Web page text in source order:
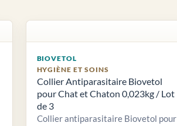
BIOVETOL
HYGIÈNE ET SOINS
Collier Antiparasitaire Biovetol
pour Chat et Chaton 0,023kg / Lot
de 3
Collier antiparasitaire Biovetol pour